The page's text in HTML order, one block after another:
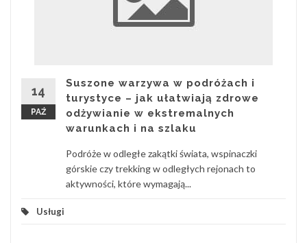
14
PAŹ
Suszone warzywa w podróżach i
turystyce – jak ułatwiają zdrowe
odżywianie w ekstremalnych
warunkach i na szlaku
Podróże w odległe zakątki świata, wspinaczki
górskie czy trekking w odległych rejonach to
aktywności, które wymagają...
Usługi